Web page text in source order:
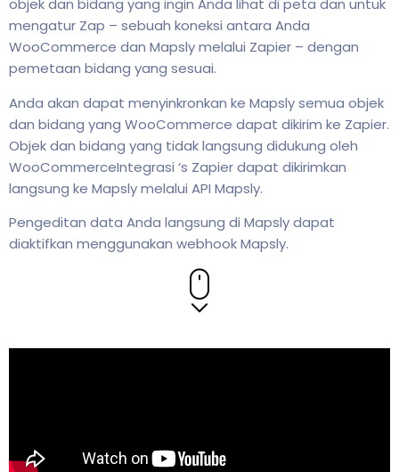
objek dan bidang yang ingin Anda lihat di peta dan untuk
mengatur Zap – sebuah koneksi antara Anda
WooCommerce dan Mapsly melalui Zapier – dengan
pemetaan bidang yang sesuai.
Anda akan dapat menyinkronkan ke Mapsly semua objek
dan bidang yang WooCommerce dapat dikirim ke Zapier.
Objek dan bidang yang tidak langsung didukung oleh
WooCommerceIntegrasi ‘s Zapier dapat dikirimkan
langsung ke Mapsly melalui API Mapsly.
Pengeditan data Anda langsung di Mapsly dapat
diaktifkan menggunakan webhook Mapsly.